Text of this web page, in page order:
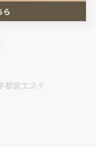
都宮エステ
ら